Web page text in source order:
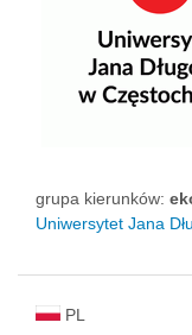
grupa kierunków:
Uniwersytet Jana
PL